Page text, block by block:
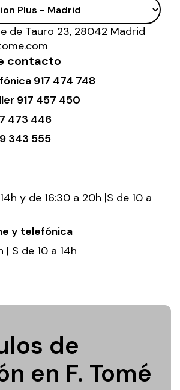
de Tauro 23, 28042 Madrid
contacto
917 474 748
917 457 450
473 446
343 555
y de 16:30 a 20h |S de 10 a
y telefónica
S de 10 a 14h
de
en F. Tomé